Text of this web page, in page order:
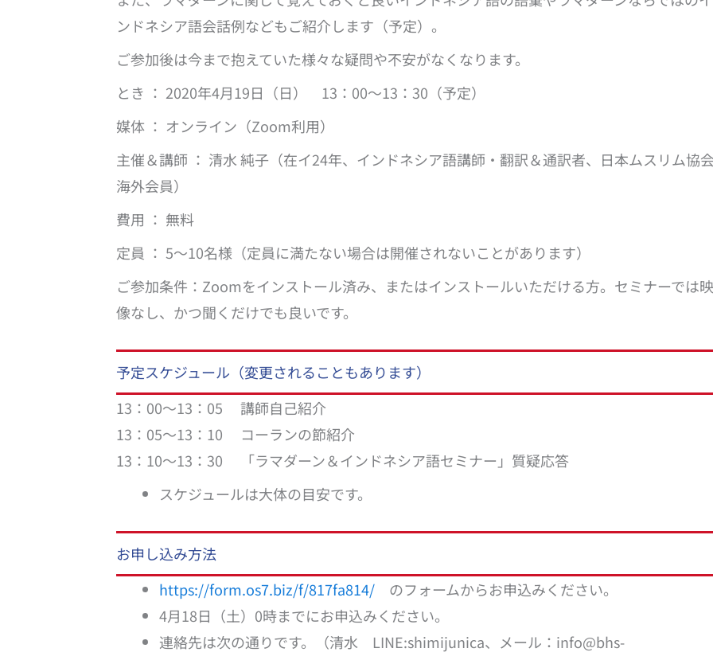
ンドネシア語会話例などもご紹介します（予定）。
ご参加後は今まで抱えていた様々な疑問や不安がなくなります。
とき ： 2020年4月19日（日） 13：00～13：30（予定）
媒体 ： オンライン（Zoom利用）
主催＆講師 ： 清水 純子（在イ24年、インドネシア語講師・翻訳＆通訳者、日本ムスリム協
海外会員）
費用 ： 無料
定員 ： 5～10名様（定員に満たない場合は開催されないことがあります）
ご参加条件：Zoomをインストール済み、またはインストールいただける方。セミナーでは映
像なし、かつ聞くだけでも良いです。
予定スケジュール（変更されることもあります）
13：00～13：05 講師自己紹介
13：05～13：10 コーランの節紹介
13：10～13：30 「ラマダーン＆インドネシア語セミナー」質疑応答
スケジュールは大体の目安です。
お申し込み方法
https://form.os7.biz/f/817fa814/ のフォームからお申込みください。
4月18日（土）0時までにお申込みください。
連絡先は次の通りです。（清水 LINE:shimijunica、メール：info@bhs-